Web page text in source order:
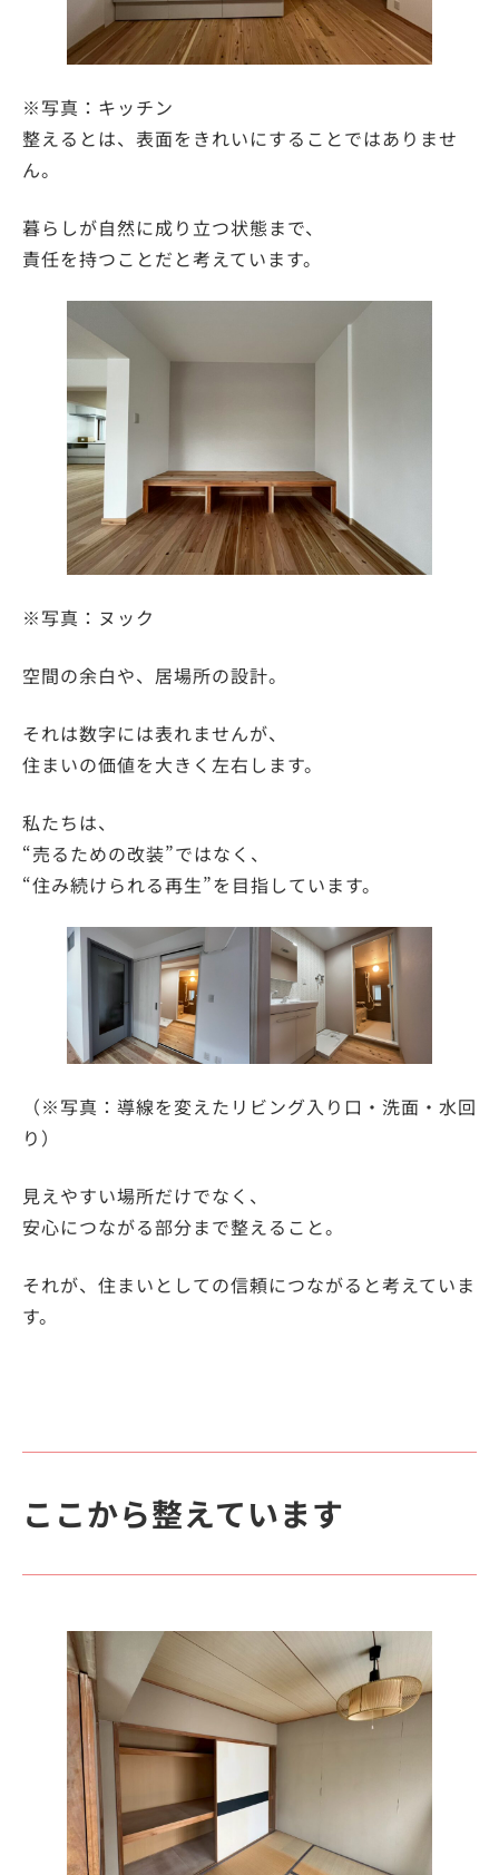
※写真：キッチン
整えるとは、表面をきれいにすることではありませ
ん。
暮らしが自然に成り立つ状態まで、
責任を持つことだと考えています。
※写真：ヌック
空間の余白や、居場所の設計。
それは数字には表れませんが、
住まいの価値を大きく左右します。
私たちは、
“売るための改装”ではなく、
“住み続けられる再生”を目指しています。
（※写真：導線を変えたリビング入り口・洗面・水回
り）
見えやすい場所だけでなく、
安心につながる部分まで整えること。
それが、住まいとしての信頼につながると考えていま
す。
ここから整えています